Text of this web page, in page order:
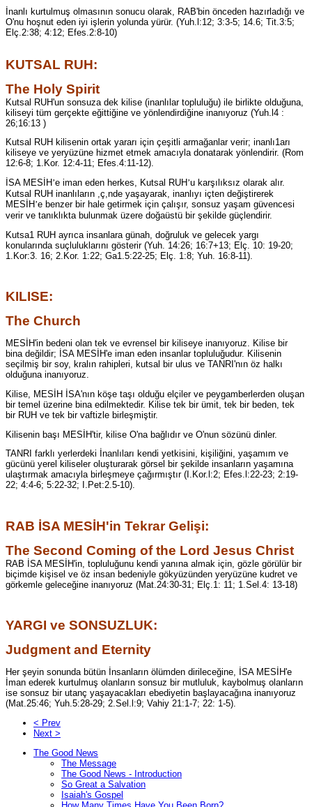
İnanlı kurtulmuş olmasının sonucu olarak, RAB'bin önceden hazırladığı ve
O'nu hoşnut eden iyi işlerin yolunda yürür. (Yuh.l:12; 3:3-5; 14.6; Tit.3:5;
Elç.2:38; 4:12; Efes.2:8-10)
KUTSAL RUH:
The Holy Spirit
Kutsal RUH'un sonsuza dek kilise (inanlılar topluluğu) ile birlikte olduğuna,
kiliseyi tüm gerçekte eğittiğine ve yönlendirdiğine inanıyoruz (Yuh.l4 :
26;16:13 )
Kutsal RUH kilisenin ortak yararı için çeşitli armağanlar verir; inanlı1arı
kiliseye ve yeryüzüne hizmet etmek amacıyla donatarak yönlendirir. (Rom
12:6-8; 1.Kor. 12:4-11; Efes.4:11-12).
İSA MESİH’e iman eden herkes, Kutsal RUH’u karşılıksız olarak alır.
Kutsal RUH inanlıların ,ç,nde yaşayarak, inanlıyı içten değiştirerek
MESİH’e benzer bir hale getirmek için çalışır, sonsuz yaşam güvencesi
verir ve tanıklıkta bulunmak üzere doğaüstü bir şekilde güçlendirir.
Kutsa1 RUH ayrıca insanlara günah, doğruluk ve gelecek yargı
konularında suçluluklarını gösterir (Yuh. 14:26; 16:7+13; Elç. 10: 19-20;
1.Kor:3. 16; 2.Kor. 1:22; Ga1.5:22-25; Elç. 1:8; Yuh. 16:8-11).
KILISE:
The Church
MESİH'in bedeni olan tek ve evrensel bir kiliseye inanıyoruz. Kilise bir
bina değildir; İSA MESİH'e iman eden insanlar topluluğudur. Kilisenin
seçilmiş bir soy, kralın rahipleri, kutsal bir ulus ve TANRI'nın öz halkı
olduğuna inanıyoruz.
Kilise, MESİH İSA'nın köşe taşı olduğu elçiler ve peygamberlerden oluşan
bir temel üzerine bina edilmektedir. Kilise tek bir ümit, tek bir beden, tek
bir RUH ve tek bir vaftizle birleşmiştir.
Kilisenin başı MESİH'tir, kilise O'na bağlıdır ve O'nun sözünü dinler.
TANRI farklı yerlerdeki İnanlıları kendi yetkisini, kişiliğini, yaşamım ve
gücünü yerel kiliseler oluşturarak görsel bir şekilde insanların yaşamına
ulaştırmak amacıyla birleşmeye çağırmıştır (I.Kor.l:2; Efes.l:22-23; 2:19-
22; 4:4-6; 5:22-32; I.Pet:2.5-10).
RAB İSA MESİH'in Tekrar Gelişi:
The Second Coming of the Lord Jesus Christ
RAB İSA MESİH'in, topluluğunu kendi yanına almak için, gözle görülür bir
biçimde kişisel ve öz insan bedeniyle gökyüzünden yeryüzüne kudret ve
görkemle geleceğine inanıyoruz (Mat.24:30-31; Elç.1: 11; 1.Sel.4: 13-18)
YARGI ve SONSUZLUK:
Judgment and Eternity
Her şeyin sonunda bütün İnsanların ölümden dirileceğine, İSA MESİH'e
İman ederek kurtulmuş olanların sonsuz bir mutluluk, kaybolmuş olanların
ise sonsuz bir utanç yaşayacakları ebediyetin başlayacağına inanıyoruz
(Mat.25:46; Yuh.5:28-29; 2.Sel.l:9; Vahiy 21:1-7; 22: 1-5).
< Prev
Next >
The Good News
The Message
The Good News - Introduction
So Great a Salvation
Isaiah's Gospel